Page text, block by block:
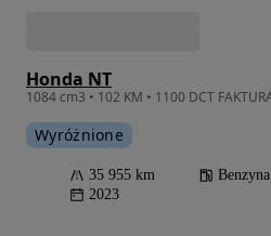
Honda NT
Wyróżnione
35 955 km Benzyna
2023